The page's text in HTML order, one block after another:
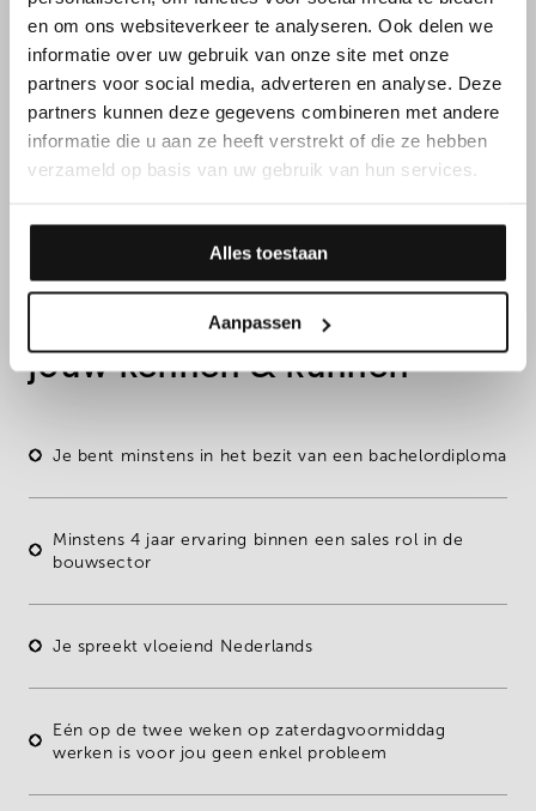
en om ons websiteverkeer te analyseren. Ook delen we
informatie over uw gebruik van onze site met onze
partners voor social media, adverteren en analyse. Deze
partners kunnen deze gegevens combineren met andere
informatie die u aan ze heeft verstrekt of die ze hebben
verzameld op basis van uw gebruik van hun services.
Alles toestaan
Aanpassen
FUNCTIEVEREISTEN
Daarnaast overtuig je met
jouw kennen & kunnen
Je bent minstens in het bezit van een bachelordiploma
Minstens 4 jaar ervaring binnen een sales rol in de
bouwsector
Je spreekt vloeiend Nederlands
Eén opde twee wekenop zaterdagvoormiddag
werken is voor jou geen enkel probleem